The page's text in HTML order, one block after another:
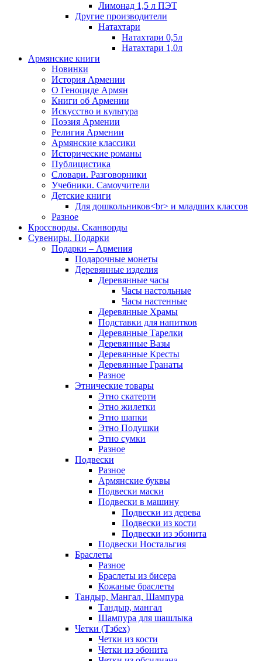
Лимонад 1,5 л ПЭТ
Другие производители
Натахтари
Натахтари 0,5л
Натахтари 1,0л
Армянские книги
Новинки
История Армении
О Геноциде Армян
Книги об Армении
Иcкусство и культура
Поэзия Армении
Религия Армении
Армянские классики
Исторические романы
Публицистика
Словари. Разговорники
Учебники. Самоучители
Детские книги
Для дошкольников<br> и младших классов
Разное
Кроссворды. Сканворды
Сувениры. Подарки
Подарки – Армения
Подарочные монеты
Деревянные изделия
Деревянные часы
Часы настольные
Часы настенные
Деревянные Храмы
Подставки для напитков
Деревянные Тарелки
Деревянные Вазы
Деревянные Кресты
Деревянные Гранаты
Разное
Этнические товары
Этно скатерти
Этно жилетки
Этно шапки
Этно Подушки
Этно сумки
Разное
Подвески
Разное
Армянские буквы
Подвески маски
Подвески в машину
Подвески из дерева
Подвески из кости
Подвески из эбонита
Подвески Ностальгия
Браслеты
Разное
Браслеты из бисера
Кожаные браслеты
Тандыр, Мангал, Шампура
Тандыр, мангал
Шампура для шашлыка
Четки (Тзбех)
Четки из кости
Четки из эбонита